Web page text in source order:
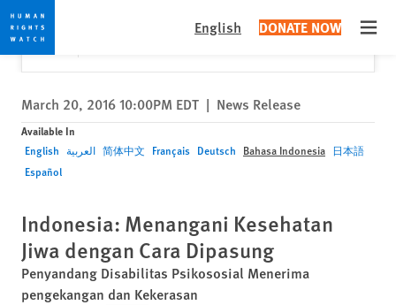
Skip
to
cookie
privacy
notice
Skip
to
main
content
English DONATE NOW
Would you like to read this page in English?
Yes
✕
March 20, 2016 10:00PM EDT | News Release
Available In
English العربية 简体中文 Français Deutsch Bahasa Indonesia 日本語
Español
Indonesia: Menangani Kesehatan
Jiwa dengan Cara Dipasung
Penyandang Disabilitas Psikososial Menerima
pengekangan dan Kekerasan